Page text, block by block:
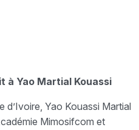
à Yao Martial Kouassi
Yao Kouassi Martial
Mimosifcom et